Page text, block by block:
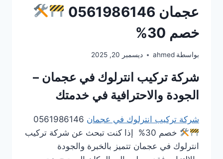
عجمان 0561986146
خصم 30%
بواسطة ahmed ديسمبر 20, 2025
شركة تركيب انترلوك في عجمان –
الجودة والاحترافية في خدمتك
شركة تركيب انترلوك في عجمان
خصم 30% إذا كنت تبحث عن شركة تركيب
انترلوك في عجمان تتميز بالخبرة والجودة